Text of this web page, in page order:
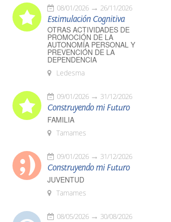
08/01/2026 26/11/2026
Estimulación Cognitiva
OTRAS ACTIVIDADES DE
PROMOCIÓN DE LA
AUTONOMÍA PERSONAL Y
PREVENCIÓN DE LA
DEPENDENCIA
Ledesma
09/01/2026 31/12/2026
Construyendo mi Futuro
FAMILIA
Tamames
09/01/2026 31/12/2026
Construyendo mi Futuro
JUVENTUD
Tamames
08/05/2026 30/08/2026